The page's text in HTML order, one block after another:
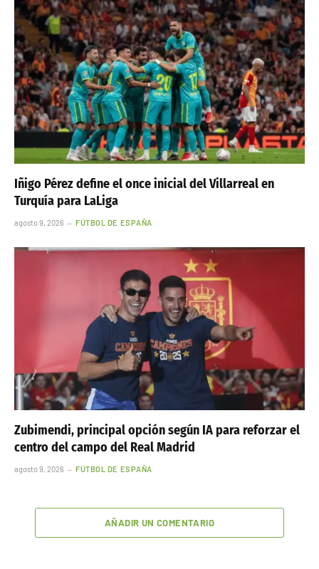
Iñigo Pérez define el once inicial del Villarreal en
Turquía para LaLiga
agosto 9, 2026 FÚTBOL DE ESPAÑA
Zubimendi, principal opción según IA para reforzar el
centro del campo del Real Madrid
agosto 9, 2026 FÚTBOL DE ESPAÑA
AÑADIR UN COMENTARIO